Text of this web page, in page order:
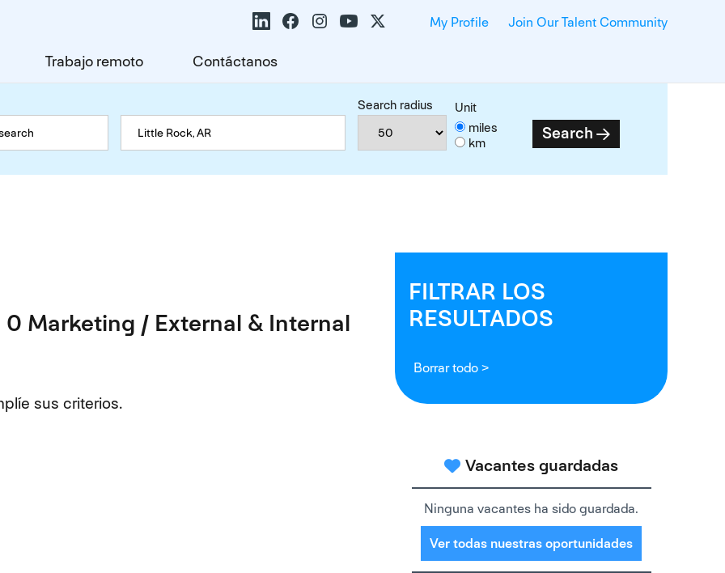
My Profile Join Our Talent Community
Trabajo remoto Contáctanos
Search radius
Unit
miles
km
Search
Marketing / External & Internal
sus criterios.
FILTRAR LOS
RESULTADOS
Borrar todo >
Vacantes guardadas
Ninguna vacantes ha sido guardada.
Ver todas nuestras oportunidades